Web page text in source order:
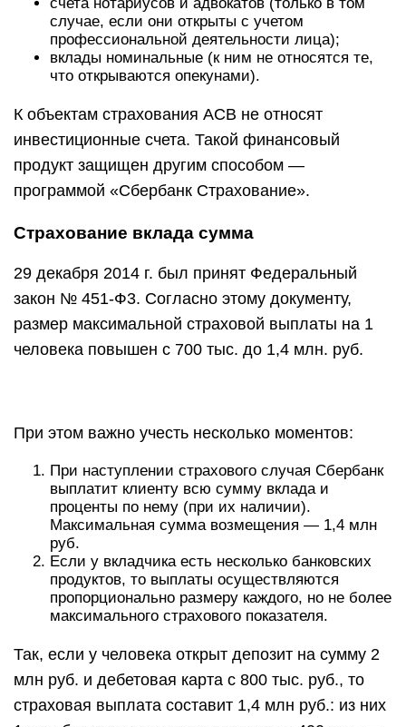
случае, если они открыты с учетом
профессиональной деятельности лица);
вклады номинальные (к ним не относятся те,
что открываются опекунами).
К объектам страхования АСВ не относят
инвестиционные счета. Такой финансовый
продукт защищен другим способом —
программой «Сбербанк Страхование».
Страхование вклада сумма
29 декабря 2014 г. был принят Федеральный
закон № 451-Ф3. Согласно этому документу,
размер максимальной страховой выплаты на 1
человека повышен с 700 тыс. до 1,4 млн. руб.
При этом важно учесть несколько моментов:
При наступлении страхового случая Сбербанк
выплатит клиенту всю сумму вклада и
проценты по нему (при их наличии).
Максимальная сумма возмещения — 1,4 млн
руб.
Если у вкладчика есть несколько банковских
продуктов, то выплаты осуществляются
пропорционально размеру каждого, но не более
максимального страхового показателя.
Так, если у человека открыт депозит на сумму 2
млн руб. и дебетовая карта с 800 тыс. руб., то
страховая выплата составит 1,4 млн руб.: из них